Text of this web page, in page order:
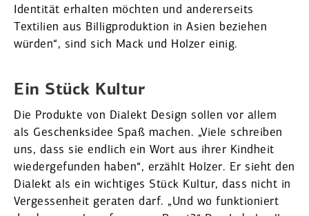
Identität erhalten möchten und anderer­seits
Textilien aus Billig­pro­duktion in Asien beziehen
würden“, sind sich Mack und Holzer einig.
Ein Stück Kultur
Die Produkte von Dialekt Design sollen vor allem
als Geschenksidee Spaß machen. „Viele schreiben
uns, dass sie endlich ein Wort aus ihrer Kindheit
wieder­ge­funden haben“, erzählt Holzer. Er sieht den
Dialekt als ein wichtiges Stück Kultur, dass nicht in
Verges­senheit geraten darf. „Und wo funktio­niert